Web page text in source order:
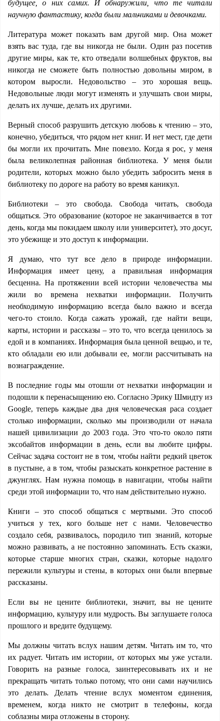
будущее, о них самих. И обнаружили, что те читали
научную фантастику, когда были мальчиками и девочками.
Литература может показать вам другой мир. Она может
взять вас туда, где вы никогда не были. Один раз посетив
другие миры, как те, кто отведали волшебных фруктов, вы
никогда не сможете быть полностью довольны миром, в
котором выросли. Недовольство – это хорошая вещь.
Недовольные люди могут изменять и улучшать свои миры,
делать их лучше, делать их другими.
Верный способ разрушить детскую любовь к чтению – это,
конечно, убедиться, что рядом нет книг. И нет мест, где дети
бы могли их прочитать. Мне повезло. Когда я рос, у меня
была великолепная районная библиотека. У меня были
родители, которых можно было убедить забросить меня в
библиотеку по дороге на работу во время каникул.
Библиотеки – это свобода. Свобода читать, свобода
общаться. Это образование (которое не заканчивается в тот
день, когда мы покидаем школу или университет), это досуг,
это убежище и это доступ к информации.
Я думаю, что тут все дело в природе информации.
Информация имеет цену, а правильная информация
бесценна. На протяжении всей истории человечества мы
жили во времена нехватки информации. Получить
необходимую информацию всегда было важно и всегда
чего-то стоило. Когда сажать урожай, где найти вещи,
карты, истории и рассказы – это то, что всегда ценилось за
едой и в компаниях. Информация была ценной вещью, и те,
кто обладали ею или добывали ее, могли рассчитывать на
вознаграждение.
В последние годы мы отошли от нехватки информации и
подошли к перенасыщению ею. Согласно Эрику Шмидту из
Google, теперь каждые два дня человеческая раса создает
столько информации, сколько мы производили от начала
нашей цивилизации до 2003 года. Это что-то около пяти
эксобайтов информации в день, если вы любите цифры.
Сейчас задача состоит не в том, чтобы найти редкий цветок
в пустыне, а в том, чтобы разыскать конкретное растение в
джунглях. Нам нужна помощь в навигации, чтобы найти
среди этой информации то, что нам действительно нужно.
Книги – это способ общаться с мертвыми. Это способ
учиться у тех, кого больше нет с нами. Человечество
создало себя, развивалось, породило тип знаний, которые
можно развивать, а не постоянно запоминать. Есть сказки,
которые старше многих стран, сказки, которые надолго
пережили культуры и стены, в которых они были впервые
рассказаны.
Если вы не цените библиотеки, значит, вы не цените
информацию, культуру или мудрость. Вы заглушаете голоса
прошлого и вредите будущему.
Мы должны читать вслух нашим детям. Читать им то, что
их радует. Читать им истории, от которых мы уже устали.
Говорить на разные голоса, заинтересовывать их и не
прекращать читать только потому, что они сами научились
это делать. Делать чтение вслух моментом единения,
временем, когда никто не смотрит в телефоны, когда
соблазны мира отложены в сторону.